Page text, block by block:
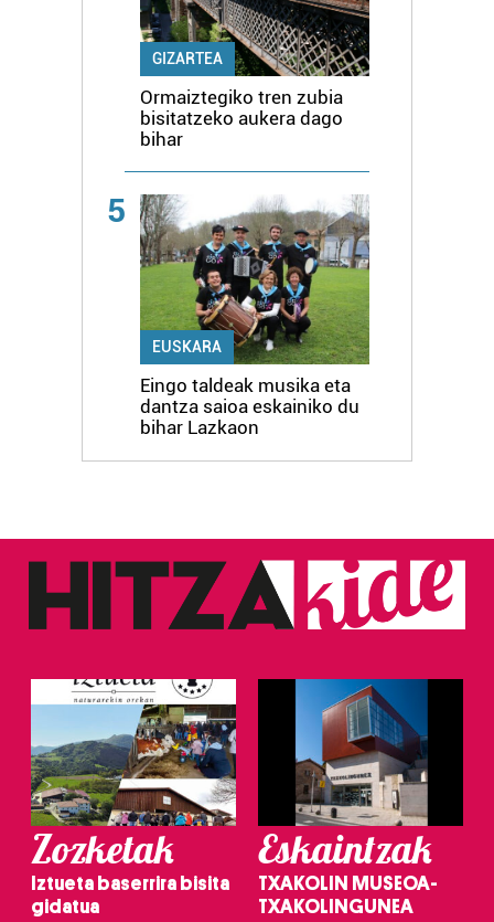
GIZARTEA
Ormaiztegiko tren zubia
bisitatzeko aukera dago
bihar
5
EUSKARA
Eingo taldeak musika eta
dantza saioa eskainiko du
bihar Lazkaon
Zozketak
Iztueta baserrira bisita
gidatua
Eskaintzak
TXAKOLIN MUSEOA-
TXAKOLINGUNEA